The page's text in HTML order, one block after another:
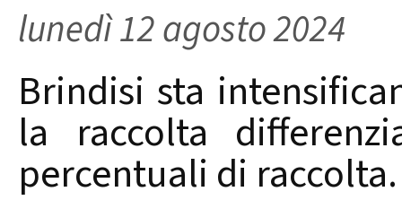
lunedì 12 agosto 2024
Brindisi sta
la raccolta
percentuali di raccolta.